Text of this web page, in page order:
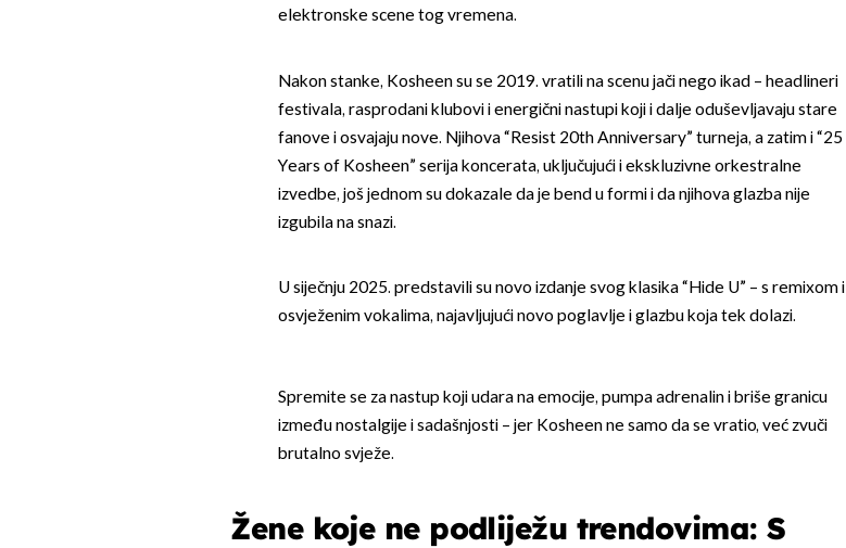
elektronske scene tog vremena.
Nakon stanke, Kosheen su se 2019. vratili na scenu jači nego ikad – headlineri
festivala, rasprodani klubovi i energični nastupi koji i dalje oduševljavaju stare
fanove i osvajaju nove. Njihova “Resist 20th Anniversary” turneja, a zatim i “25
Years of Kosheen” serija koncerata, uključujući i ekskluzivne orkestralne
izvedbe, još jednom su dokazale da je bend u formi i da njihova glazba nije
izgubila na snazi.
U siječnju 2025. predstavili su novo izdanje svog klasika “Hide U” – s remixom i
osvježenim vokalima, najavljujući novo poglavlje i glazbu koja tek dolazi.
Spremite se za nastup koji udara na emocije, pumpa adrenalin i briše granicu
između nostalgije i sadašnjosti – jer Kosheen ne samo da se vratio, već zvuči
brutalno svježe.
Žene koje ne podliježu trendovima: S